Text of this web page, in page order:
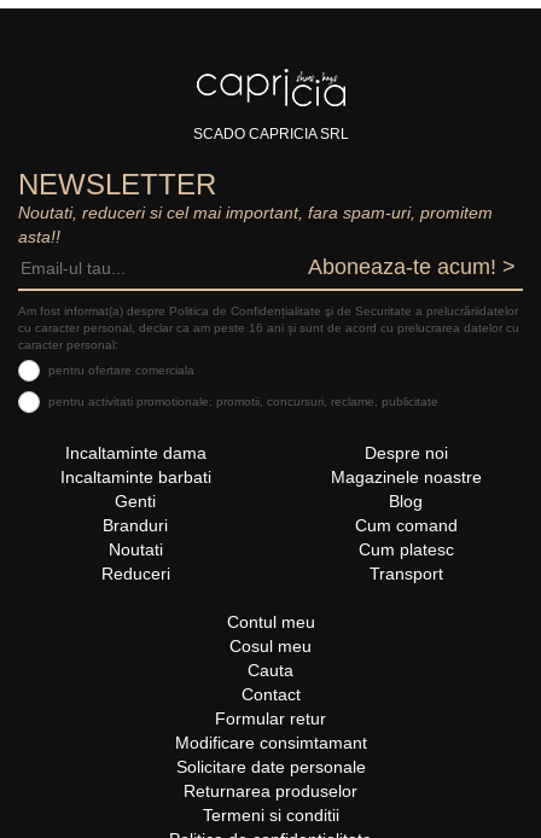
SCADO CAPRICIA SRL
NEWSLETTER
Noutati, reduceri si cel mai important, fara spam-uri, promitem
asta!!
Aboneaza-te acum! >
Am fost informat(a) despre Politica de Confidențialitate şi de Securitate a prelucrăriidatelor
cu caracter personal, declar ca am peste 16 ani și sunt de acord cu prelucrarea datelor cu
caracter personal:
pentru ofertare comerciala
pentru activitati promotionale: promotii, concursuri, reclame, publicitate
Incaltaminte dama
Incaltaminte barbati
Genti
Branduri
Noutati
Reduceri
Despre noi
Magazinele noastre
Blog
Cum comand
Cum platesc
Transport
Contul meu
Cosul meu
Cauta
Contact
Formular retur
Modificare consimtamant
Solicitare date personale
Returnarea produselor
Termeni si conditii